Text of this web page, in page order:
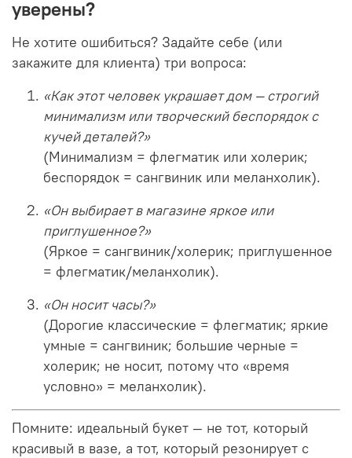
уверены?
Не хотите ошибиться? Задайте себе (или
закажите для клиента) три вопроса:
«Как этот человек украшает дом — строгий
минимализм или творческий беспорядок с
кучей деталей?»
(Минимализм = флегматик или холерик;
беспорядок = сангвиник или меланхолик).
«Он выбирает в магазине яркое или
приглушенное?»
(Яркое = сангвиник/холерик; приглушенное
= флегматик/меланхолик).
«Он носит часы?»
(Дорогие классические = флегматик; яркие
умные = сангвиник; большие черные =
холерик; не носит, потому что «время
условно» = меланхолик).
Помните: идеальный букет — не тот, который
красивый в вазе, а тот, который резонирует с